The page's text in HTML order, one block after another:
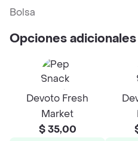
Bolsa
Opciones
Devoto Fresh
Market
$ 35,00